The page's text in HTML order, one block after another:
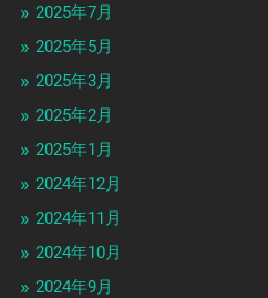
2025年7月
2025年5月
2025年3月
2025年2月
2025年1月
2024年12月
2024年11月
2024年10月
2024年9月